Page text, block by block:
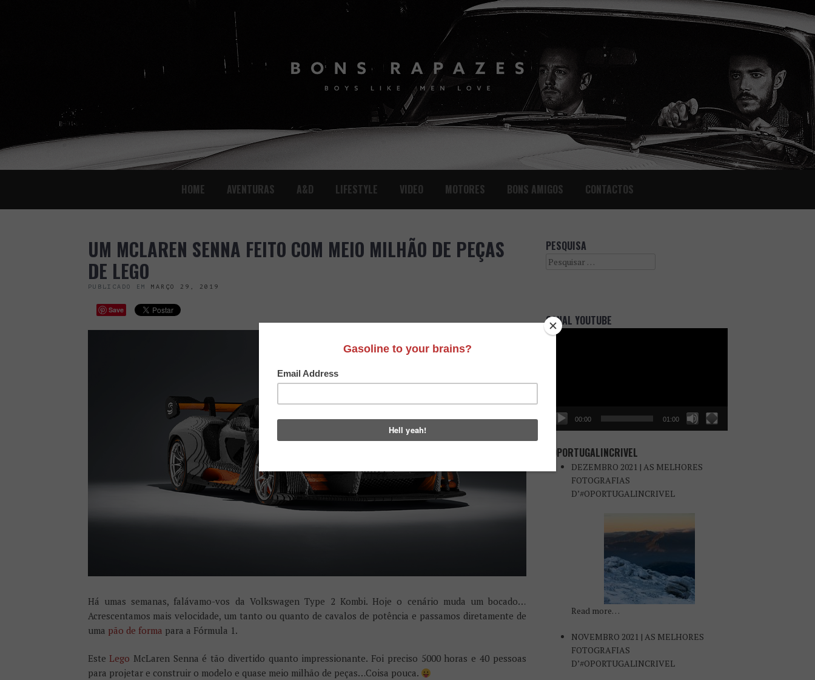
HOME AVENTURAS A&D LIFESTYLE VIDEO MOTORES BONS AMIGOS CONTACTOS
UM MCLAREN SENNA FEITO COM MEIO MILHÃO DE PEÇAS
DE LEGO
PUBLICADO EM MARÇO 29, 2019
Save
Há umas semanas, falávamo-vos da Volkswagen Type 2 Kombi. Hoje o cenário muda um bocado…
Acrescentamos mais velocidade, um tanto ou quanto de cavalos de potência e passamos diretamente de
uma pão de forma para a Fórmula 1.
EsteLego McLaren Senna é tão divertido quanto impressionante. Foi preciso 5000 horas e 40 pessoas
para projetar e construir o modelo e quase meio milhão de peças…Coisa pouca.
PESQUISA
Search
CANAL YOUTUBE
Reprodutor
00:00 01:00
#OPORTUGALINCRIVEL
DEZEMBRO 2021 | AS MELHORES
FOTOGRAFIAS
D’#OPORTUGALINCRIVEL
Read more…
NOVEMBRO 2021 | AS MELHORES
FOTOGRAFIAS
D’#OPORTUGALINCRIVEL